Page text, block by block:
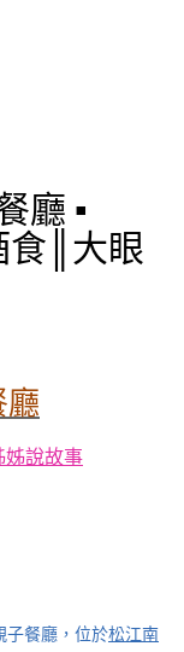
廳 ▪
食║大眼
廳
姊說故事
子餐廳，位於松江南